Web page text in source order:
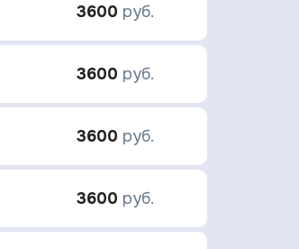
3600 руб.
3600 руб.
3600 руб.
3600 руб.